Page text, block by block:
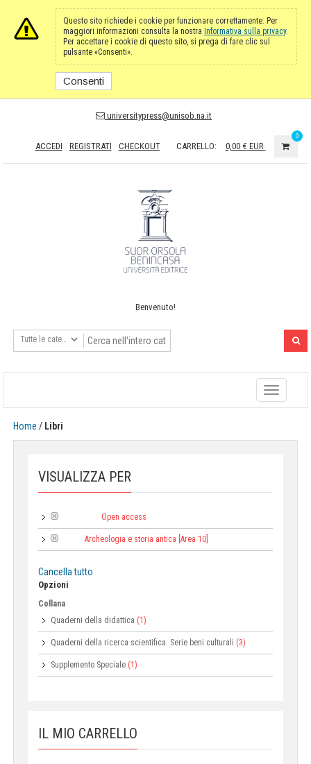
Questo sito richiede i cookie per funzionare correttamente. Per
maggiori informazioni consulta la nostra Informativa sulla privacy.
Per accettare i cookie di questo sito, si prega di fare clic sul
pulsante «Consenti».
Consenti
universitypress@unisob.na.it
ACCEDI REGISTRATI CHECKOUT CARRELLO: 0,00 € EUR
0
Benvenuto!
Toggle
navigation
Home / Libri
VISUALIZZA PER
Open access
Archeologia e storia antica [Area 10]
Cancella tutto
Opzioni
Collana
Quaderni della didattica (1)
Quaderni della ricerca scientifica. Serie beni culturali (3)
Supplemento Speciale (1)
IL MIO CARRELLO